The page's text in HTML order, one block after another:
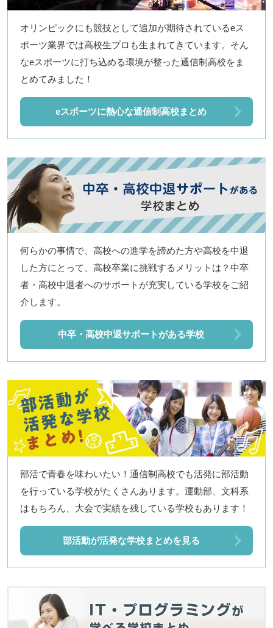
オリンピックにも競技として追加が期待されているeス
ポーツ業界では高校生プロも生まれてきています。そん
なeスポーツに打ち込める環境が整った通信制高校をま
とめてみました！
eスポーツに熱心な通信制高校まとめ
何らかの事情で、高校への進学を諦めた方や高校を中退
した方にとって、高校卒業に挑戦するメリットは？中卒
者・高校中退者へのサポートが充実している学校をご紹
介します。
中卒・高校中退サポートがある学校
部活で青春を味わいたい！通信制高校でも活発に部活動
を行っている学校がたくさんあります。運動部、文科系
はもちろん、大会で実績を残している学校もあります！
部活動が活発な学校まとめを見る